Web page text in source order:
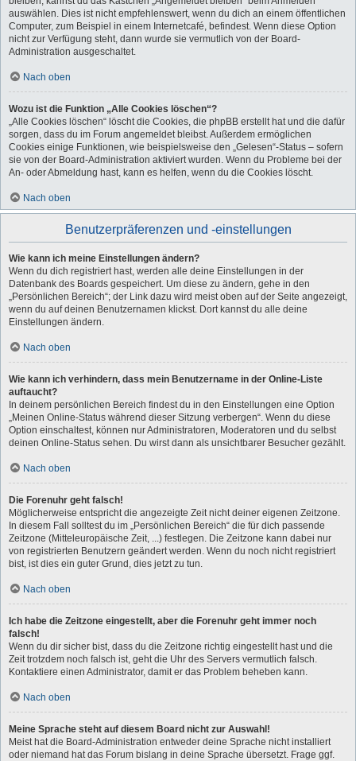
auswählen. Dies ist nicht empfehlenswert, wenn du dich an einem öffentlichen
Computer, zum Beispiel in einem Internetcafé, befindest. Wenn diese Option
nicht zur Verfügung steht, dann wurde sie vermutlich von der Board-
Administration ausgeschaltet.
Nach oben
Wozu ist die Funktion „Alle Cookies löschen“?
„Alle Cookies löschen“ löscht die Cookies, die phpBB erstellt hat und die dafür
sorgen, dass du im Forum angemeldet bleibst. Außerdem ermöglichen
Cookies einige Funktionen, wie beispielsweise den „Gelesen“-Status – sofern
sie von der Board-Administration aktiviert wurden. Wenn du Probleme bei der
An- oder Abmeldung hast, kann es helfen, wenn du die Cookies löscht.
Nach oben
Benutzerpräferenzen und -einstellungen
Wie kann ich meine Einstellungen ändern?
Wenn du dich registriert hast, werden alle deine Einstellungen in der
Datenbank des Boards gespeichert. Um diese zu ändern, gehe in den
„Persönlichen Bereich“; der Link dazu wird meist oben auf der Seite angezeigt,
wenn du auf deinen Benutzernamen klickst. Dort kannst du alle deine
Einstellungen ändern.
Nach oben
Wie kann ich verhindern, dass mein Benutzername in der Online-Liste
auftaucht?
In deinem persönlichen Bereich findest du in den Einstellungen eine Option
„Meinen Online-Status während dieser Sitzung verbergen“. Wenn du diese
Option einschaltest, können nur Administratoren, Moderatoren und du selbst
deinen Online-Status sehen. Du wirst dann als unsichtbarer Besucher gezählt.
Nach oben
Die Forenuhr geht falsch!
Möglicherweise entspricht die angezeigte Zeit nicht deiner eigenen Zeitzone.
In diesem Fall solltest du im „Persönlichen Bereich“ die für dich passende
Zeitzone (Mitteleuropäische Zeit, ...) festlegen. Die Zeitzone kann dabei nur
von registrierten Benutzern geändert werden. Wenn du noch nicht registriert
bist, ist dies ein guter Grund, dies jetzt zu tun.
Nach oben
Ich habe die Zeitzone eingestellt, aber die Forenuhr geht immer noch
falsch!
Wenn du dir sicher bist, dass du die Zeitzone richtig eingestellt hast und die
Zeit trotzdem noch falsch ist, geht die Uhr des Servers vermutlich falsch.
Kontaktiere einen Administrator, damit er das Problem beheben kann.
Nach oben
Meine Sprache steht auf diesem Board nicht zur Auswahl!
Meist hat die Board-Administration entweder deine Sprache nicht installiert
oder niemand hat das Forum bislang in deine Sprache übersetzt. Frage ggf.